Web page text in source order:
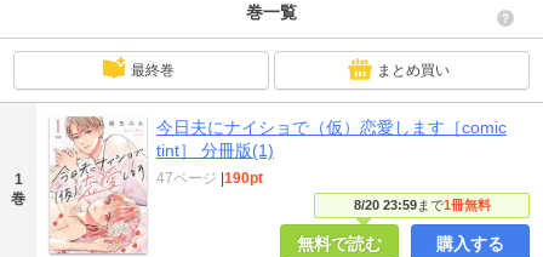
巻一覧
最終巻 まとめ買い
1
巻
今日夫にナイショで（仮）恋愛します［comic
tint］ 分冊版(1)
8/20 23:59まで1冊無料
47ページ |190pt
無料で読む 購入する